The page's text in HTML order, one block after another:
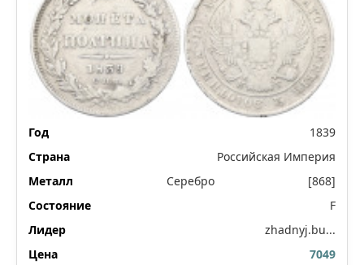
1839
Российская Империя
Серебро
[868]
F
zhadnyj.bu...
7049